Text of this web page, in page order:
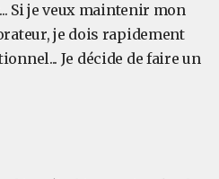
Si je veux maintenir mon
je dois rapidement
Je décide de faire un